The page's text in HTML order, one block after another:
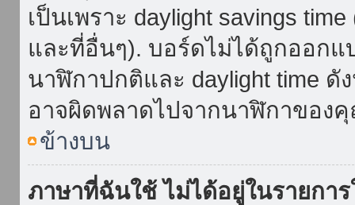
เป็นเพราะ daylight savings
และที่อื่นๆ). บอร์ดไม่ได้ถูกออกแ
นาฬิกาปกติและ daylight time
อาจผิดพลาดไปจากนาฬิกาของ
ข้างบน
ภาษาที่ฉันใช้ ไม่ได้อยู่ในรายการ